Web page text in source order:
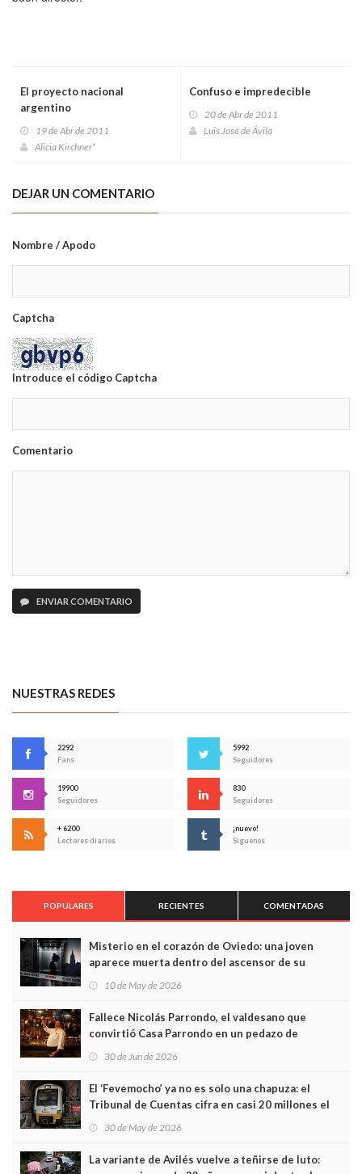
El proyecto nacional
argentino
19 de Abr de 2011
Alicia Kirchner*
Confuso e impredecible
20 de Abr de 2011
Luis José de Ávila
DEJAR UN COMENTARIO
Nombre / Apodo
Captcha
Introduce el código Captcha
Comentario
ENVIAR COMENTARIO
NUESTRAS REDES
2292
Fans
5992
Seguidores
19900
Seguidores
830
Seguidores
+ 6200
Lectores diarios
¡nuevo!
Síguenos
POPULARES RECIENTES COMENTADAS
Misterio en el corazón de Oviedo: una joven
aparece muerta dentro del ascensor de su
edificio y las cámaras captan sus últimos minutos
10 de May de 2026
Fallece Nicolás Parrondo, el valdesano que
convirtió Casa Parrondo en un pedazo de
Asturias en Madrid
30 de Jun de 2026
El ‘Fevemocho’ ya no es solo una chapuza: el
Tribunal de Cuentas cifra en casi 20 millones el
sobrecoste de los trenes que no cabían por los
30 de May de 2026
La variante de Avilés vuelve a teñirse de luto: